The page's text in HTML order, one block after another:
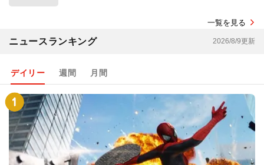
一覧を見る
ニュースランキング 2026/8/9更新
デイリー 週間 月間